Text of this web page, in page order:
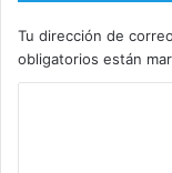
Tu dirección de
obligatorios están